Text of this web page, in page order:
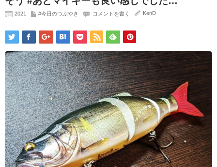
2021 #今日のつぶやき コメントを書く KenD